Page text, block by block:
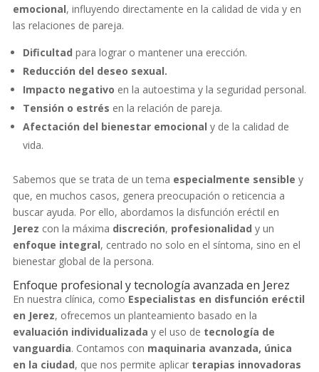
emocional, influyendo directamente en la calidad de vida y en
las relaciones de pareja.
Dificultad para lograr o mantener una erección.
Reducción del deseo sexual.
Impacto negativo en la autoestima y la seguridad personal.
Tensión o estrés en la relación de pareja.
Afectación del bienestar emocional y de la calidad de
vida.
Sabemos que se trata de un tema especialmente sensible y
que, en muchos casos, genera preocupación o reticencia a
buscar ayuda. Por ello, abordamos la disfunción eréctil en
Jerez con la máxima discreción, profesionalidad y un
enfoque integral, centrado no solo en el síntoma, sino en el
bienestar global de la persona.
Enfoque profesional y tecnología avanzada en Jerez
En nuestra clínica, como Especialistas en disfunción eréctil
en Jerez, ofrecemos un planteamiento basado en la
evaluación individualizada y el uso de tecnología de
vanguardia. Contamos con maquinaria avanzada, única
en la ciudad, que nos permite aplicar terapias innovadoras